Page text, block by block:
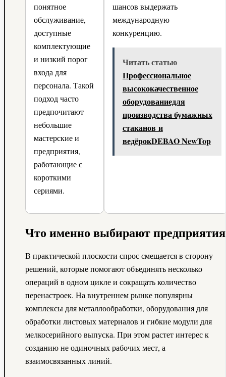
понятное
обслуживание,
доступные
комплектующие
и низкий порог
входа для
персонала. Такой
подход часто
предпочитают
небольшие
мастерские и
предприятия,
работающие с
короткими
сериями.
шансов выдержать
международную
конкуренцию.
Читать статью
Профессиональное
высококачественное
оборудованиедля
производства бумажных
стаканов и
ведёрокDEBAO NewTop
Что именно выбирают предприятия
В практической плоскости спрос смещается в сторону
решений, которые помогают объединять несколько
операций в одном цикле и сокращать количество
перенастроек. На внутреннем рынке популярны
комплексы для металлообработки, оборудования для
обработки листовых материалов и гибкие модули для
мелкосерийного выпуска. При этом растет интерес к
созданию не одиночных рабочих мест, а
взаимосвязанных линий.